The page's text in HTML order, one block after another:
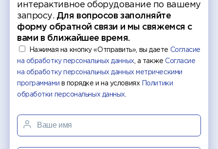
интерактивное оборудование по вашему
запросу. Для вопросов заполняйте
форму обратной связи и мы свяжемся с
вами в ближайшее время.
Нажимая на кнопку «Отправить», вы даете Согласие
на обработку персональных данных , а такжеСогласие
на обработку персональных данных метрическими
программами в порядке и на условиях
Политики
обработки персональных данных